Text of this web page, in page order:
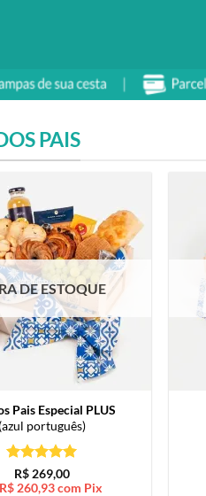
PAIS
DE ESTOQUE
Pais Especial PLUS
(azul português)
Avaliação5
de 5
R$269,00
R$260,93com Pix